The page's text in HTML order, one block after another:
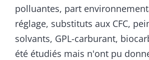
polluantes, part
réglage, substituts aux CFC,
solvants, GPL-carburant,
été étudiés mais n'ont pu